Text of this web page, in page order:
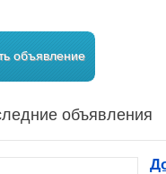
объявление
объявления